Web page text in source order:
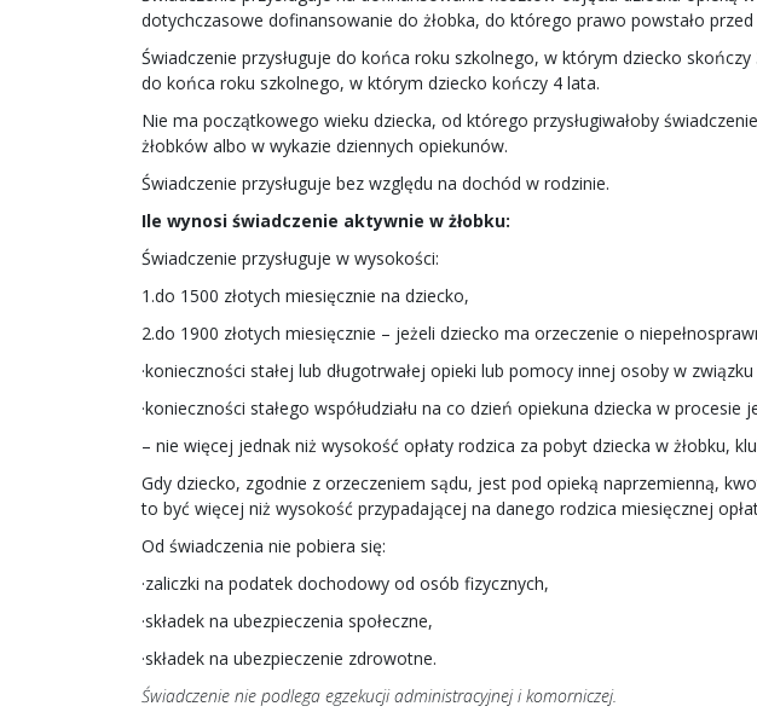
dotychczasowe dofinansowanie do żłobka, do którego prawo powstało
Świadczenie przysługuje do końca roku szkolnego, w którym dziecko
do końca roku szkolnego, w którym dziecko kończy 4 lata.
Nie ma początkowego wieku dziecka, od którego przysługiwałoby
żłobków albo w wykazie dziennych opiekunów.
Świadczenie przysługuje bez względu na dochód w rodzinie.
Ile wynosi świadczenie aktywnie w żłobku:
Świadczenie przysługuje w wysokości:
1.do 1500 złotych miesięcznie na dziecko,
2.do 1900 złotych miesięcznie – jeżeli dziecko ma orzeczenie o
·konieczności stałej lub długotrwałej opieki lub pomocy innej osoby w
·konieczności stałego współudziału na co dzień opiekuna dziecka w
– nie więcej jednak niż wysokość opłaty rodzica za pobyt dziecka w żłobku,
Gdy dziecko, zgodnie z orzeczeniem sądu, jest pod opieką naprzemienną,
to być więcej niż wysokość przypadającej na danego rodzica miesięcznej
Od świadczenia nie pobiera się:
·zaliczki na podatek dochodowy od osób fizycznych,
·składek na ubezpieczenia społeczne,
·składek na ubezpieczenie zdrowotne.
Świadczenie nie podlega egzekucji administracyjnej i komorniczej.